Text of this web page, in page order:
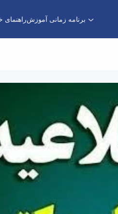
برنامه زمانی آموزش